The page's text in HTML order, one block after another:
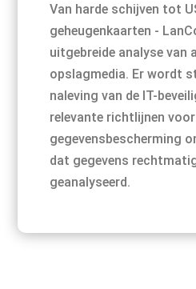
Van harde schijven tot
geheugenkaarten -
uitgebreide analyse van
opslagmedia. Er wordt
naleving van de IT-
relevante richtlijnen voor
gegevensbescherming
dat gegevens
geanalyseerd.